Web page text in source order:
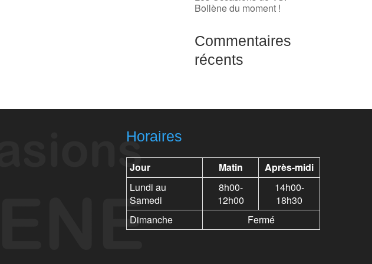
Bollène du moment !
Commentaires
récents
Horaires
Jour Matin
Après-midi
Lundi au
Samedi
8h00-
12h00
14h00-
18h30
Dimanche
Fermé